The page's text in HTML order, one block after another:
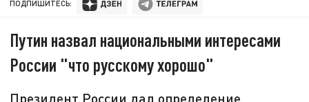
ПОДПИШИТЕСЬ:
Путин назвал национальными интересами
России "что русскому хорошо"
Президент России дал определение